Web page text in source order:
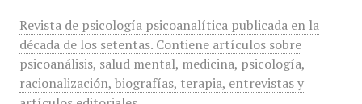
Revista de psicología psicoanalítica publicada en la
década de los setentas. Contiene artículos sobre
psicoanálisis, salud mental, medicina, psicología,
racionalización, biografías, terapia, entrevistas y